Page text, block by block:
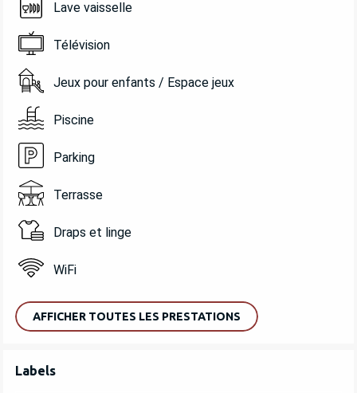
Lave vaisselle
Télévision
Jeux pour enfants / Espace jeux
Piscine
Parking
Terrasse
Draps et linge
WiFi
AFFICHER TOUTES LES PRESTATIONS
OFFRES DE PRESTATIONS
Labels
Labels